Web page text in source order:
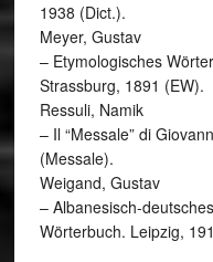
1938 (Dict.).
Meyer, Gustav
– Etymologisches
Strassburg, 1891 (EW).
Ressuli, Namik
– Il “Messale” di
(Messale).
Weigand, Gustav
– Albanesisch-
Wörterbuch. Leipzig,